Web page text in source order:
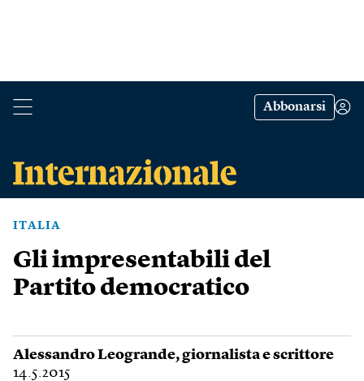
Abbonarsi
ITALIA
Gli impresentabili del
Partito democratico
Alessandro Leogrande, giornalista e scrittore
14.5.2015